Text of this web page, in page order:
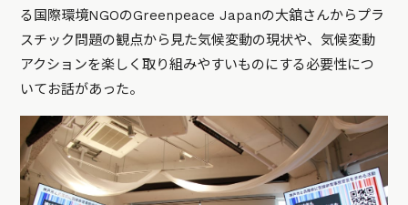
る国際環境NGOのGreenpeace Japanの大舘さんからプラ
スチック問題の観点から見た気候変動の現状や、気候変動
アクションを楽しく取り組みやすいものにする必要性につ
いてお話があった。